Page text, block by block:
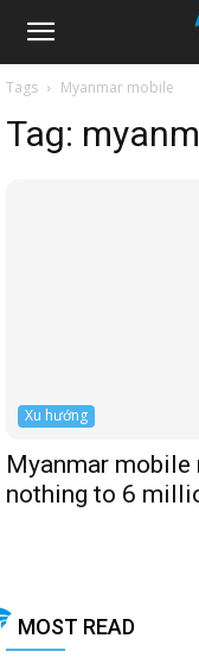
Appota
News
Tags Myanmar mobile
Tag:
Xu hướng
Myanmar
nothing to 6
MOST READ